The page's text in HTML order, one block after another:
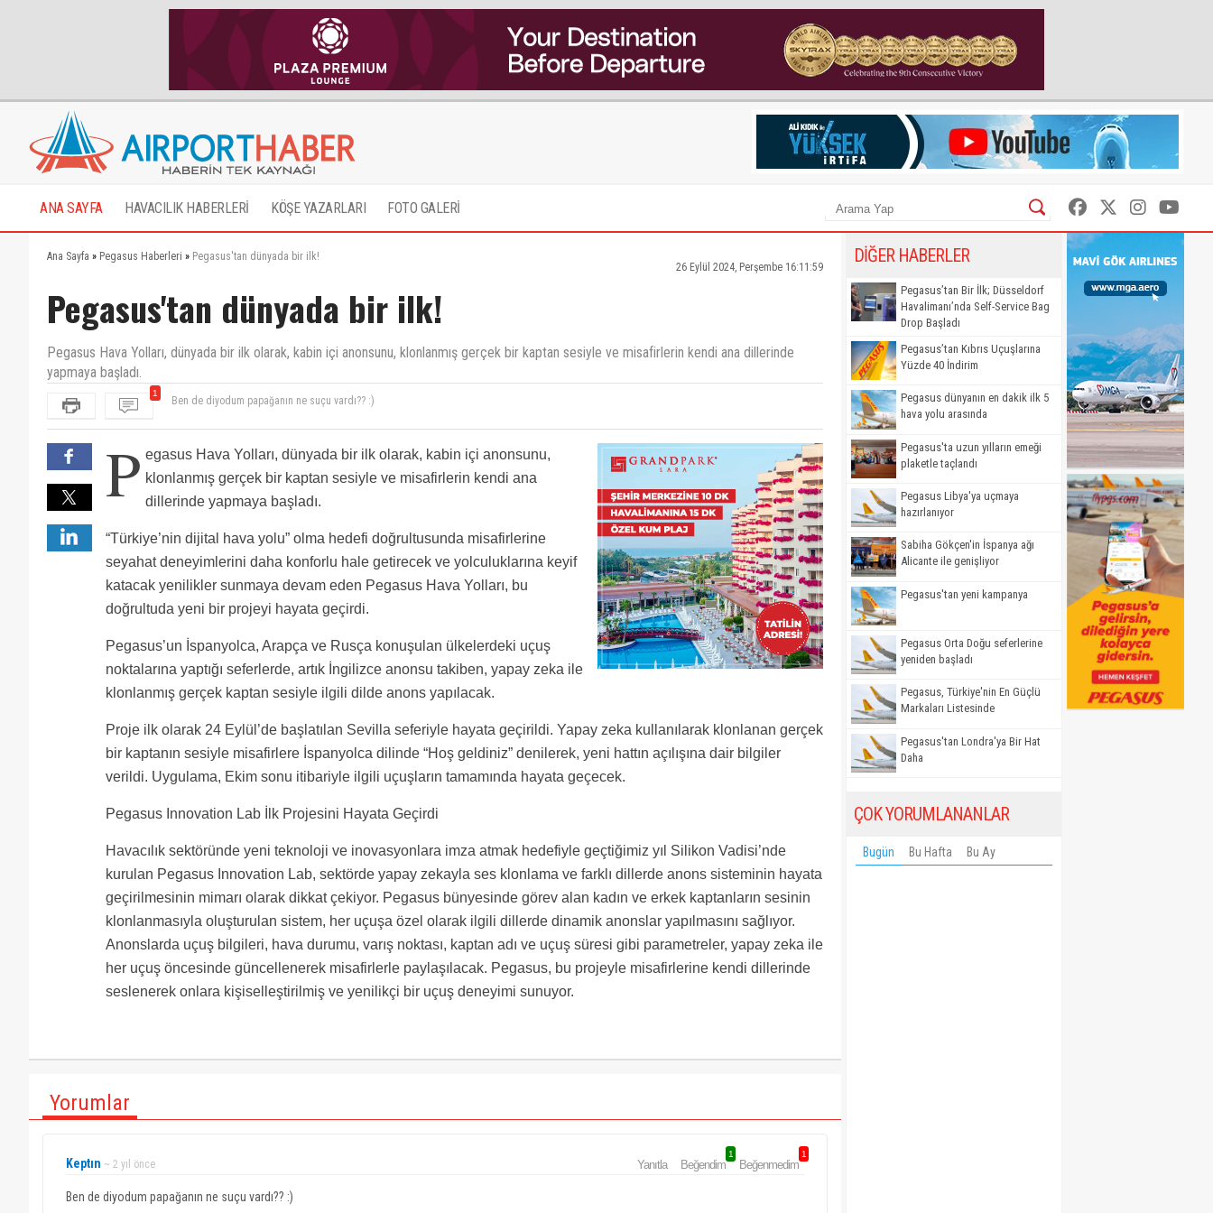
ANA SAYFA HAVACILIK HABERLERİ KÖŞE YAZARLARI FOTO GALERİ
Ana Sayfa » Pegasus Haberleri » Pegasus'tan dünyada bir ilk!
26 Eylül 2024, Perşembe 16:11:59
Pegasus'tan dünyada bir ilk!
Pegasus Hava Yolları, dünyada bir ilk olarak, kabin içi anonsunu, klonlanmış gerçek bir kaptan sesiyle ve misafirlerin kendi ana dillerinde
yapmaya başladı.
1
Ben de diyodum papağanın ne suçu vardı?? :)
P egasus Hava Yolları, dünyada bir ilk olarak, kabin içi anonsunu,
klonlanmış gerçek bir kaptan sesiyle ve misafirlerin kendi ana
dillerinde yapmaya başladı.
“Türkiye’nin dijital hava yolu” olma hedefi doğrultusunda misafirlerine
seyahat deneyimlerini daha konforlu hale getirecek ve yolculuklarına keyif
katacak yenilikler sunmaya devam eden Pegasus Hava Yolları, bu
doğrultuda yeni bir projeyi hayata geçirdi.
Pegasus’un İspanyolca, Arapça ve Rusça konuşulan ülkelerdeki uçuş
noktalarına yaptığı seferlerde, artık İngilizce anonsu takiben, yapay zeka ile
klonlanmış gerçek kaptan sesiyle ilgili dilde anons yapılacak.
Proje ilk olarak 24 Eylül’de başlatılan Sevilla seferiyle hayata geçirildi. Yapay zeka kullanılarak klonlanan gerçek
bir kaptanın sesiyle misafirlere İspanyolca dilinde “Hoş geldiniz” denilerek, yeni hattın açılışına dair bilgiler
verildi. Uygulama, Ekim sonu itibariyle ilgili uçuşların tamamında hayata geçecek.
Pegasus Innovation Lab İlk Projesini Hayata Geçirdi
Havacılık sektöründe yeni teknoloji ve inovasyonlara imza atmak hedefiyle geçtiğimiz yıl Silikon Vadisi’nde
kurulan Pegasus Innovation Lab, sektörde yapay zekayla ses klonlama ve farklı dillerde anons sisteminin hayata
geçirilmesinin mimarı olarak dikkat çekiyor. Pegasus bünyesinde görev alan kadın ve erkek kaptanların sesinin
klonlanmasıyla oluşturulan sistem, her uçuşa özel olarak ilgili dillerde dinamik anonslar yapılmasını sağlıyor.
Anonslarda uçuş bilgileri, hava durumu, varış noktası, kaptan adı ve uçuş süresi gibi parametreler, yapay zeka ile
her uçuş öncesinde güncellenerek misafirlerle paylaşılacak. Pegasus, bu projeyle misafirlerine kendi dillerinde
seslenerek onlara kişiselleştirilmiş ve yenilikçi bir uçuş deneyimi sunuyor.
Yorumlar
Keptın ~ 2 yıl önce Yanıtla Beğendim
1
Beğenmedim
1
Ben de diyodum papağanın ne suçu vardı?? :)
DİĞER HABERLER
Pegasus’tan Bir İlk; Düsseldorf
Havalimanı’nda Self-Service Bag
Drop Başladı
Pegasus’tan Kıbrıs Uçuşlarına
Yüzde 40 İndirim
Pegasus dünyanın en dakik ilk 5
hava yolu arasında
Pegasus'ta uzun yılların emeği
plaketle taçlandı
Pegasus Libya'ya uçmaya
hazırlanıyor
Sabiha Gökçen'in İspanya ağı
Alicante ile genişliyor
Pegasus'tan yeni kampanya
Pegasus Orta Doğu seferlerine
yeniden başladı
Pegasus, Türkiye'nin En Güçlü
Markaları Listesinde
Pegasus'tan Londra'ya Bir Hat
Daha
ÇOK YORUMLANANLAR
Bugün Bu Hafta Bu Ay